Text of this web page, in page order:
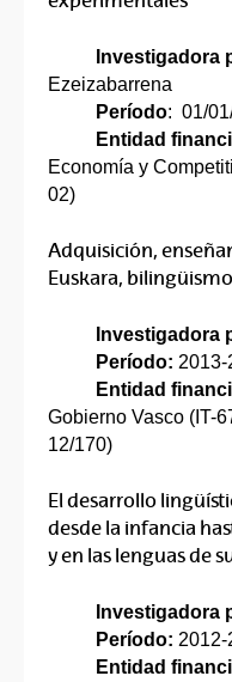
Investigadora
Ezeizabarrena
Período: 01/
Entidad
Economía y
02)
Adquisición,
Euskara,
Investigadora
Período: 2013-
Entidad
Gobierno Vasco (IT-
12/170)
El desarrollo
desde la infancia
y en las lenguas de
Investigadora
Período: 2012-
Entidad